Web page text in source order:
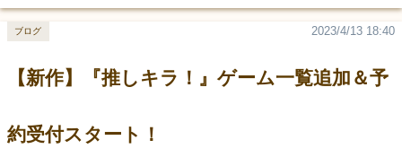
【新作】『推しキラ！』ゲーム一覧追加＆予
約受付スタート！
2023/4/13 18:40
ブログ